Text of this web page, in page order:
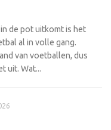
de pot uitkomt is het
al in volle gang.
van voetballen, dus
uit. Wat...